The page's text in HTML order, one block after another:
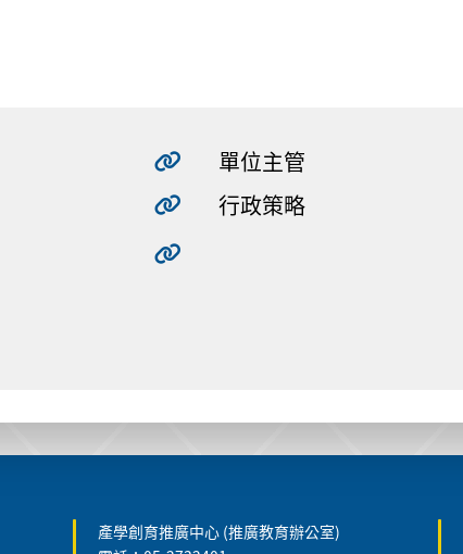
單位主管
行政策略
產學創育推廣中心 (推廣教育辦公室)